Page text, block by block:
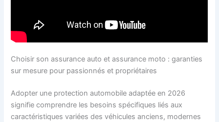
Choisir son assurance auto et assurance moto : garanties
sur mesure pour passionnés et propriétaires
Adopter une protection automobile adaptée en 2026
signifie comprendre les besoins spécifiques liés aux
caractéristiques variées des véhicules anciens, modernes